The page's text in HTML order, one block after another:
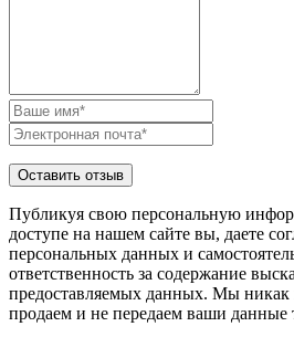
Публикуя свою персональную
доступе на нашем сайте вы, даете
персональных данных и
ответственность за содержание
предоставляемых данных. Мы никак
продаем и не передаем ваши данные